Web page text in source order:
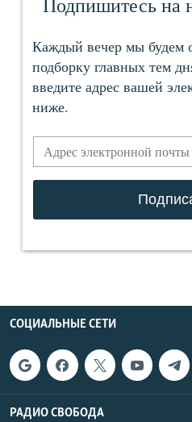
СОЦИАЛЬНЫЕ СЕТИ
РАДИО СВОБОДА